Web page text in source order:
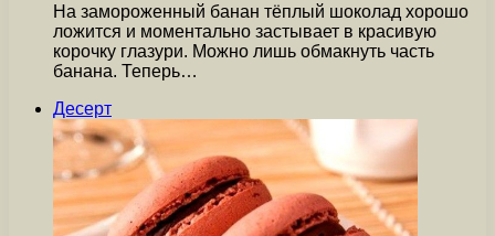
На замороженный банан тёплый шоколад хорошо
ложится и моментально застывает в красивую
корочку глазури. Можно лишь обмакнуть часть
банана. Теперь…
Десерт